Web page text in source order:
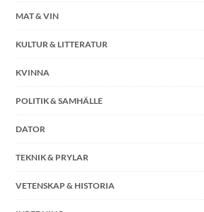
MAT & VIN
KULTUR & LITTERATUR
KVINNA
POLITIK & SAMHÄLLE
DATOR
TEKNIK & PRYLAR
VETENSKAP & HISTORIA